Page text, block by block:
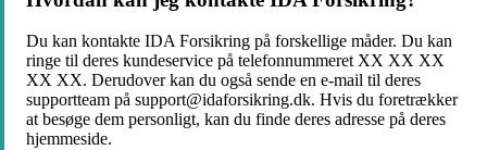
Du kan kontakte IDA Forsikring på forskellige måder. Du kan
ringe til deres kundeservice på telefonnummeret XX XX XX
XX XX. Derudover kan du også sende en e-mail til deres
supportteam på support@idaforsikring.dk. Hvis du foretrækker
at besøge dem personligt, kan du finde deres adresse på deres
hjemmeside.